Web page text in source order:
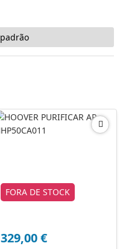
FORA DE STOCK
329,00€